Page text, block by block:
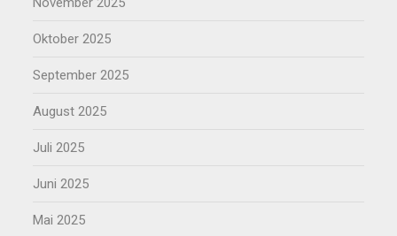
Oktober 2025
September 2025
August 2025
Juli 2025
Juni 2025
Mai 2025